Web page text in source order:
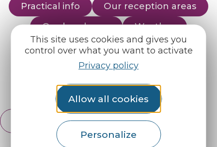
This site uses cookies and gives you
control over what you want to activate
Privacy policy
Allow all cookies
Personalize
Practical info
Our reception areas
Our brochures
Weather
Find us on :
Espace pro Partners
English
Français